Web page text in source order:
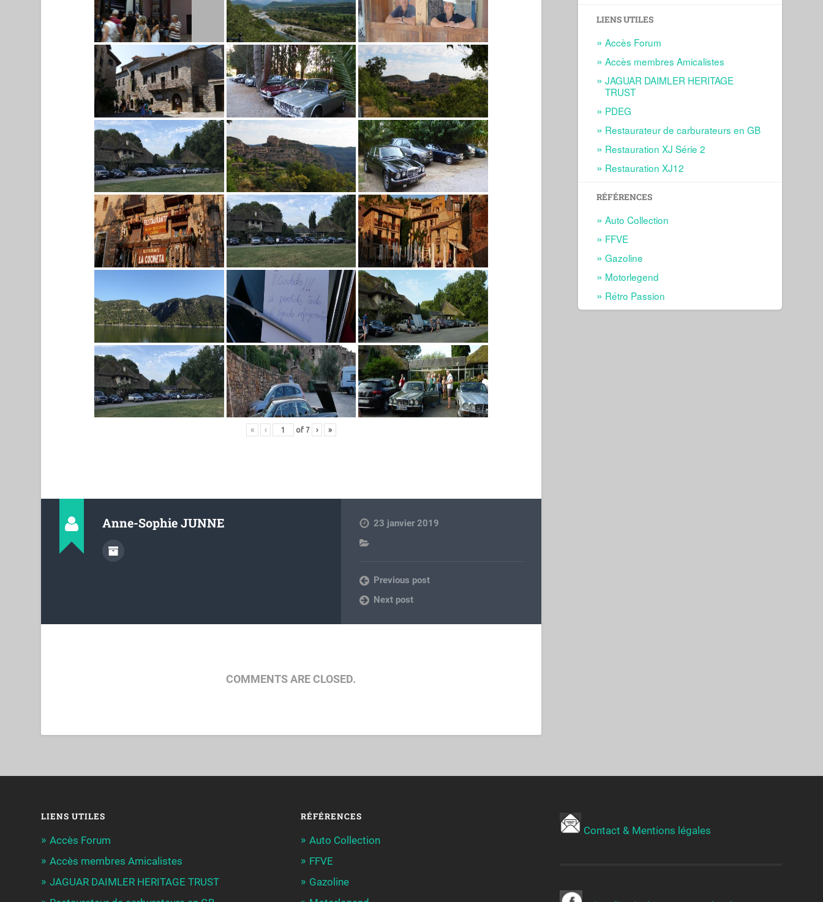
« ‹ of 7 › »
Anne-Sophie JUNNE 23 janvier 2019
Previous post
Next post
COMMENTS ARE CLOSED.
LIENS UTILES
Accès Forum
Accès membres Amicalistes
JAGUAR DAIMLER HERITAGE
TRUST
PDEG
Restaurateur de carburateurs en GB
Restauration XJ Série 2
Restauration XJ12
RÉFÉRENCES
Auto Collection
FFVE
Gazoline
Motorlegend
Rétro Passion
LIENS UTILES
Accès Forum
Accès membres Amicalistes
JAGUAR DAIMLER HERITAGE TRUST
RÉFÉRENCES
Auto Collection
FFVE
Gazoline
Contact & Mentions légales